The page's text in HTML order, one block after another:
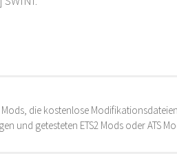
die kostenlose
und getesteten ETS2 Mods oder ATS